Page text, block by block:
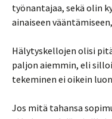
työnantajaa, sekä olin
ainaiseen
Hälytyskellojen olisi
paljon aiemmin, eli
tekeminen ei oikein
Jos mitä tahansa